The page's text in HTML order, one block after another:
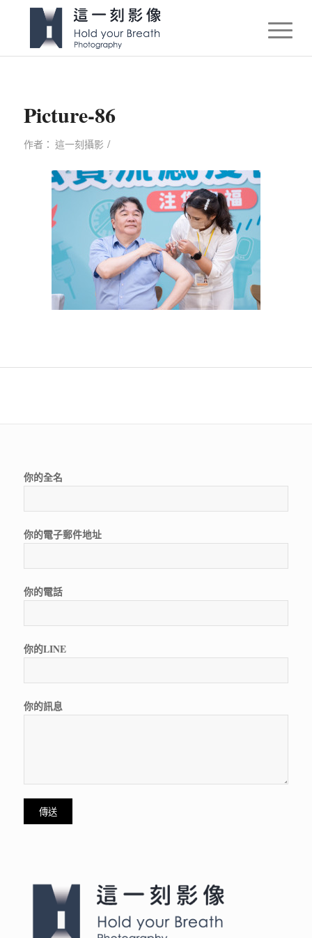
Picture-86
作者： 這一刻攝影 /
你的全名
你的電子郵件地址
你的電話
你的LINE
你的訊息